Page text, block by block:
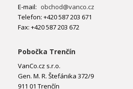
E-mail: obchod@vanco.cz
Telefon: +420 587 203 671
Fax: +420 587 203 672
Pobočka Trenčín
VanCo.cz s.r.o.
Gen. M. R. Štefánika 372/9
911 01 Trenčín